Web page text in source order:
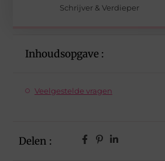
Schrijver & Verdieper
Inhoudsopgave :
Veelgestelde vragen
Delen :